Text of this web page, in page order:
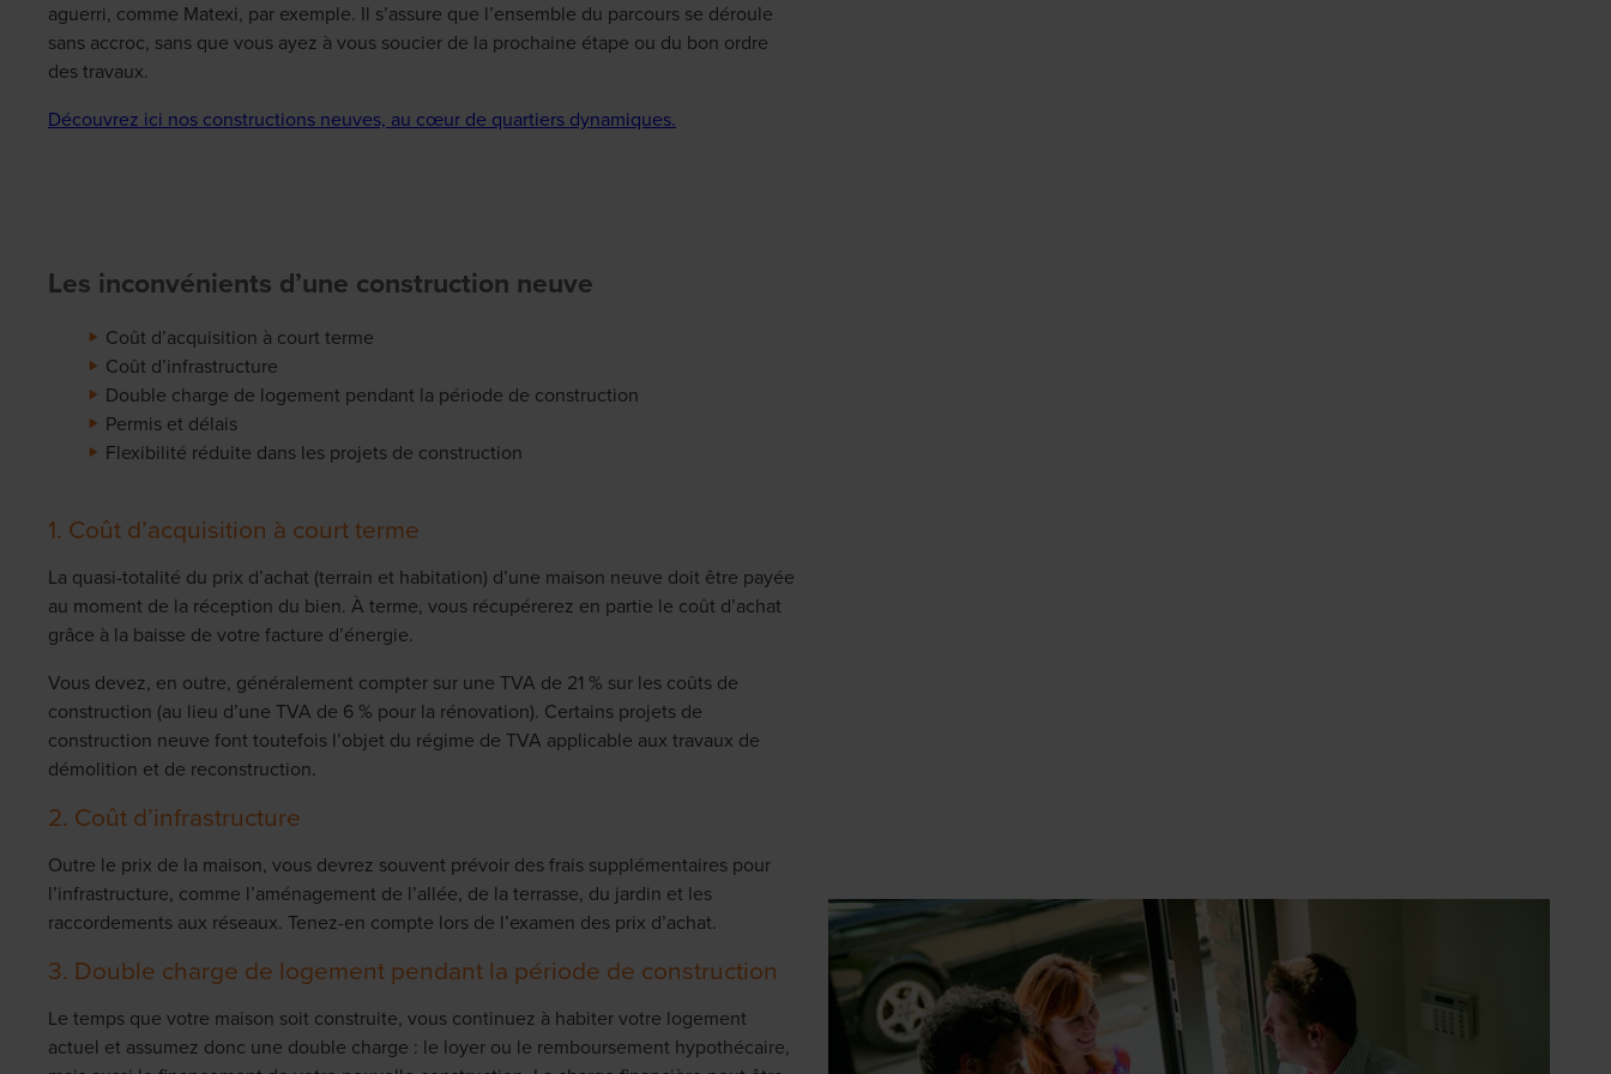
aguerri, comme Matexi, par exemple. Il s’assure que l’ensemble du parcours se déroule
sans accroc, sans que vous ayez à vous soucier de la prochaine étape ou du bon ordre
des travaux.
Découvrez ici nos constructions neuves, au cœur de quartiers dynamiques.
Les inconvénients d’une construction neuve
Coût d’acquisition à court terme
Coût d’infrastructure
Double charge de logement pendant la période de construction
Permis et délais
Flexibilité réduite dans les projets de construction
1. Coût d’acquisition à court terme
La quasi-totalité du prix d’achat (terrain et habitation) d’une maison neuve doit être payée
au moment de la réception du bien. À terme, vous récupérerez en partie le coût d’achat
grâce à la baisse de votre facture d’énergie.
Vous devez, en outre, généralement compter sur une TVA de 21 % sur les coûts de
construction (au lieu d’une TVA de 6 % pour la rénovation). Certains projets de
construction neuve font toutefois l’objet du régime de TVA applicable aux travaux de
démolition et de reconstruction.
2. Coût d’infrastructure
Outre le prix de la maison, vous devrez souvent prévoir des frais supplémentaires pour
l’infrastructure, comme l’aménagement de l’allée, de la terrasse, du jardin et les
raccordements aux réseaux. Tenez-en compte lors de l’examen des prix d’achat.
3. Double charge de logement pendant la période de construction
Le temps que votre maison soit construite, vous continuez à habiter votre logement
actuel et assumez donc une double charge : le loyer ou le remboursement hypothécaire,